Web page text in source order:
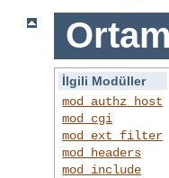
İlgili Modüller
mod_authz_host
mod_cgi
mod_ext_filter
mod_headers
mod_include